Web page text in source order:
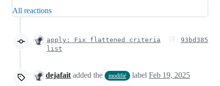
All reactions
apply: Fix flattened criteria
list
93bd385
dejafait added the modifié label Feb 19, 2025